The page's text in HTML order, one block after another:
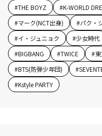
#THE BOYZ #K-WORLD
#マーク(NCT出身) #パク・
#イ・ジュニョク #少女時代
#BIGBANG #TWICE #
#BTS(防弾少年団) #
#Kstyle PARTY